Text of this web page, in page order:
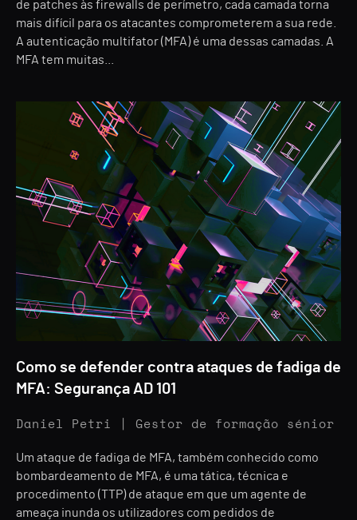
de patches às firewalls de perímetro, cada camada torna
mais difícil para os atacantes comprometerem a sua rede.
A autenticação multifator (MFA) é uma dessas camadas. A
MFA tem muitas...
Como se defender contra ataques de fadiga de
MFA: Segurança AD 101
Daniel Petri | Gestor de formação sénior
Um ataque de fadiga de MFA, também conhecido como
bombardeamento de MFA, é uma tática, técnica e
procedimento (TTP) de ataque em que um agente de
ameaça inunda os utilizadores com pedidos de